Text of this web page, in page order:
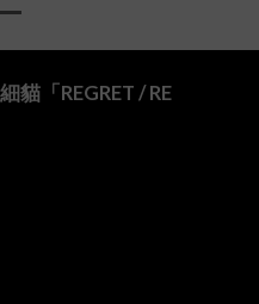
貓「REGRET / RE